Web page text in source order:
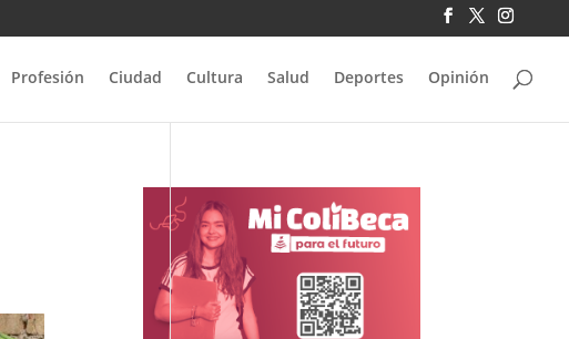
Profesión Ciudad Cultura Salud Deportes Opinión